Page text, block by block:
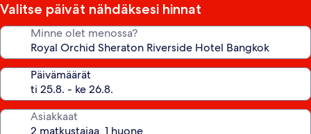
Valitse päivät nähdäksesi hinnat
Minne olet menossa?
Päivämäärät
Asiakkaat